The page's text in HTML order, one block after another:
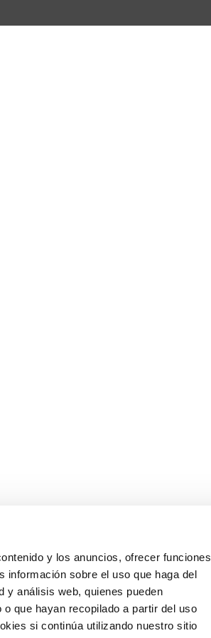
y los anuncios, ofrecer funciones
información sobre el uso que haga del
y análisis web, quienes pueden
que hayan recopilado a partir del uso
si continúa utilizando nuestro sitio